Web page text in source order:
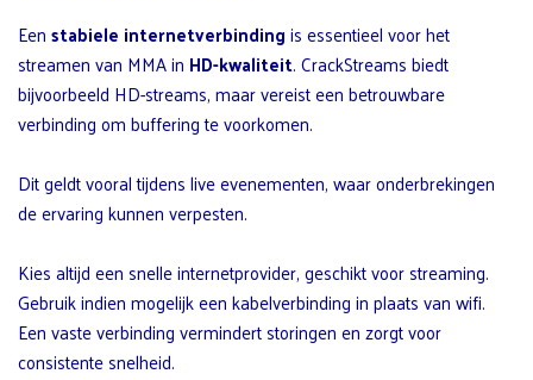
Eenstabiele internetverbindingis essentieel voor het
streamen van MMA in HD-kwaliteit. CrackStreams biedt
bijvoorbeeld HD-streams, maar vereist een betrouwbare
verbinding om buffering te voorkomen.
Dit geldt vooral tijdens live evenementen, waar onderbrekingen
de ervaring kunnen verpesten.
Kies altijd een snelle internetprovider, geschikt voor streaming.
Gebruik indien mogelijk een kabelverbinding in plaats van wifi.
Een vaste verbinding vermindert storingen en zorgt voor
consistente snelheid.